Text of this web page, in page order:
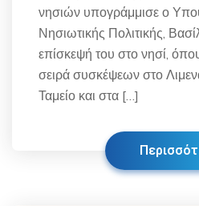
νησιών υπογράμμισε ο
Νησιωτικής Πολιτικής,
επίσκεψή του στο νησί,
σειρά συσκέψεων στο
Ταμείο και στα […]